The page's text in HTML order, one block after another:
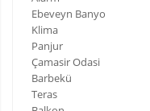
Ebeveyn Banyo
Klima
Panjur
Çamasir Odasi
Barbekü
Teras